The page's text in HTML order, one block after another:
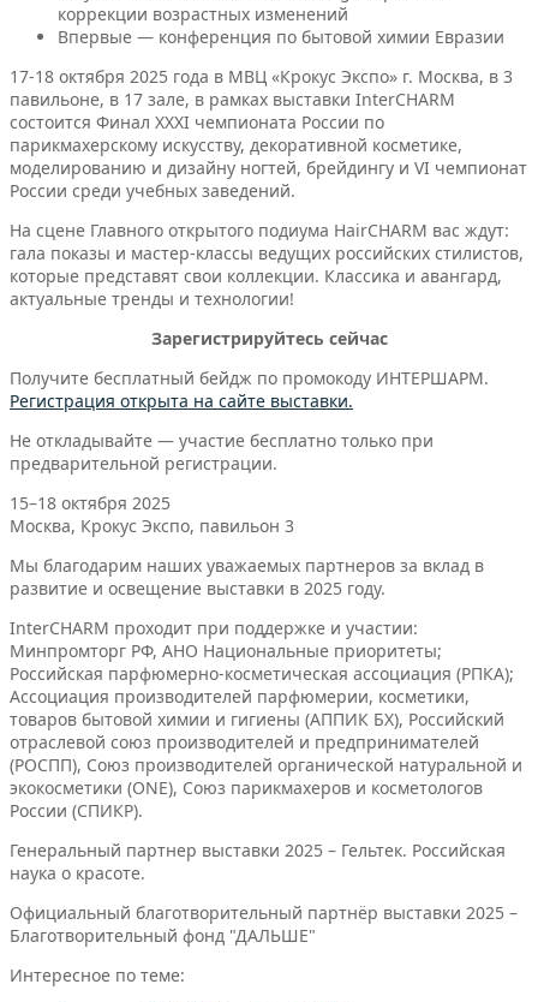
коррекции возрастных изменений
Впервые — конференция по бытовой химии Евразии
17-18 октября 2025 года в МВЦ «Крокус Экспо» г. Москва, в 3
павильоне, в 17 зале, в рамках выставки InterCHARM
состоится Финал ХXXI чемпионата России по
парикмахерскому искусству, декоративной косметике,
моделированию и дизайну ногтей, брейдингу и VI чемпионат
России среди учебных заведений.
На сцене Главного открытого подиума HairCHARM вас ждут:
гала показы и мастер-классы ведущих российских стилистов,
которые представят свои коллекции. Классика и авангард,
актуальные тренды и технологии!
Зарегистрируйтесь сейчас
Получите бесплатный бейдж по промокоду ИНТЕРШАРМ.
Регистрация открыта на сайте выставки.
Не откладывайте — участие бесплатно только при
предварительной регистрации.
15–18 октября 2025
Москва, Крокус Экспо, павильон 3
Мы благодарим наших уважаемых партнеров за вклад в
развитие и освещение выставки в 2025 году.
InterCHARM проходит при поддержке и участии:
Минпромторг РФ, АНО Национальные приоритеты;
Российская парфюмерно-косметическая ассоциация (РПКА);
Ассоциация производителей парфюмерии, косметики,
товаров бытовой химии и гигиены (АППИК БХ), Российский
отраслевой союз производителей и предпринимателей
(РОСПП), Союз производителей органической натуральной и
экокосметики (ONE), Союз парикмахеров и косметологов
России (СПИКР).
Генеральный партнер выставки 2025 – Гельтек. Российская
наука о красоте.
Официальный благотворительный партнёр выставки 2025 –
Благотворительный фонд "ДАЛЬШЕ"
Интересное по теме: